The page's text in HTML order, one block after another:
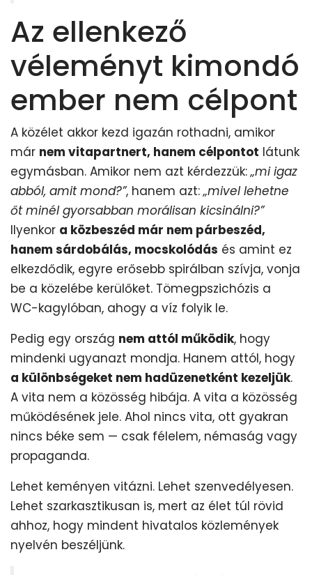
Az ellenkező
véleményt kimondó
ember nem célpont
A közélet akkor kezd igazán rothadni, amikor
már nem vitapartnert, hanem célpontot látunk
egymásban. Amikor nem azt kérdezzük:„mi igaz
abból, amit mond?”, hanem azt:„mivel lehetne
őt minél gyorsabban morálisan kicsinálni?”
Ilyenkor a közbeszéd már nem párbeszéd,
hanem sárdobálás, mocskolódás és amint ez
elkezdődik, egyre erősebb spirálban szívja, vonja
be a közelébe kerülőket. Tömegpszichózis a
WC-kagylóban, ahogy a víz folyik le.
Pedig egy ország nem attól működik, hogy
mindenki ugyanazt mondja. Hanem attól, hogy
a különbségeket nem hadüzenetként kezeljük.
A vita nem a közösség hibája. A vita a közösség
működésének jele. Ahol nincs vita, ott gyakran
nincs béke sem — csak félelem, némaság vagy
propaganda.
Lehet keményen vitázni. Lehet szenvedélyesen.
Lehet szarkasztikusan is, mert az élet túl rövid
ahhoz, hogy mindent hivatalos közlemények
nyelvén beszéljünk.